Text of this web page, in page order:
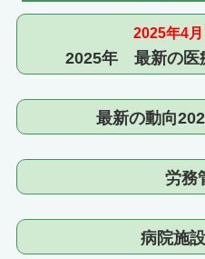
2025年4
2025年 最新の医
最新の動向
労務
病院施